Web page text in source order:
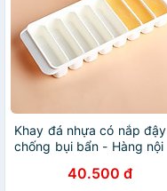
Khay đá nhựa có nắp đậy
chống bụi bẩn - Hàng nội
40.500 đ